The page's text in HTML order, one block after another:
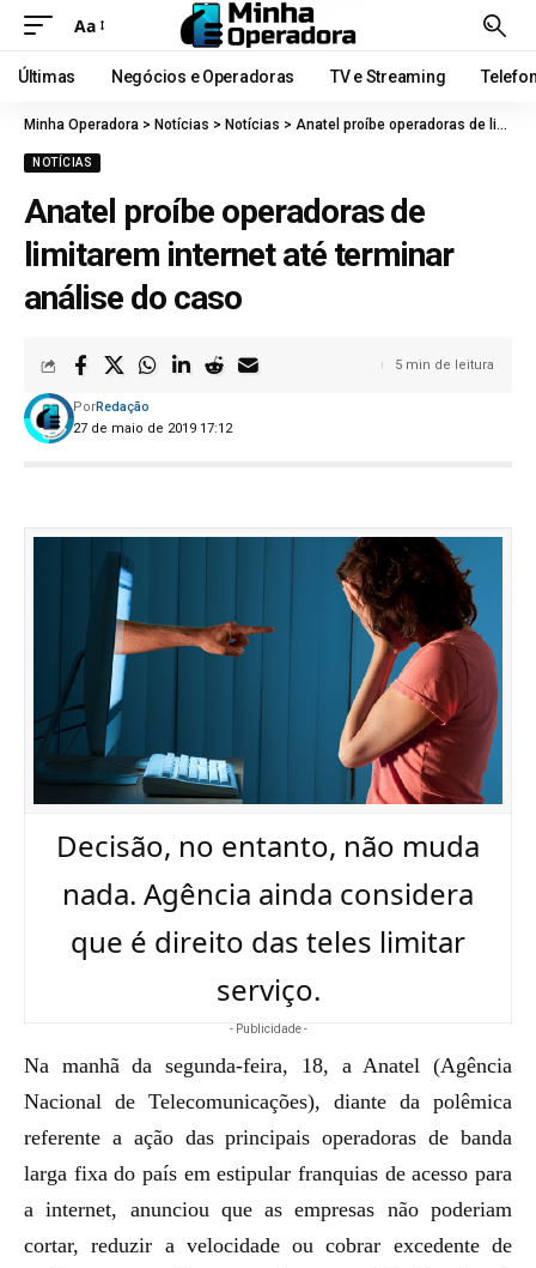
Aa
Últimas Negócios e Operadoras TV e Streaming
Minha Operadora > Notícias > Notícias > Anatel proíbe operadoras de limitarem internet até terminar análise do caso
NOTÍCIAS
Anatel proíbe operadoras de
limitarem internet até terminar
análise do caso
27 de maio de 2019 17:12
PorRedação
5 min de leitura
Decisão, no entanto, não muda
nada. Agência ainda considera
que é direito das teles limitar
serviço.
- Publicidade -
Na manhã da segunda-feira, 18, a Anatel (Agência
Nacional de Telecomunicações), diante da polêmica
referente a ação das principais operadoras de banda
larga fixa do país em estipular franquias de acesso para
a internet, anunciou que as empresas não poderiam
cortar, reduzir a velocidade ou cobrar excedentede